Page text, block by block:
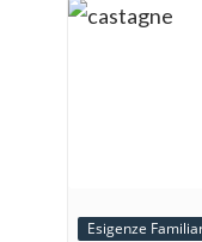
Esigenze